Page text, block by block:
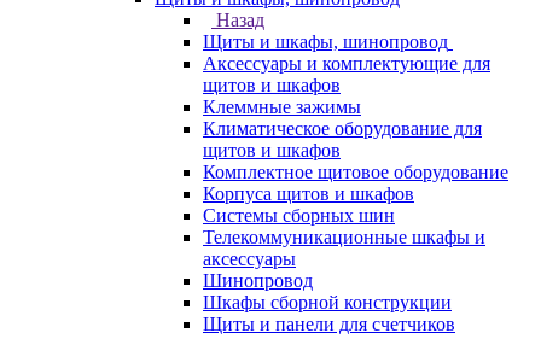
Назад
Щиты и шкафы, шинопровод
Аксессуары и комплектующие для
щитов и шкафов
Клеммные зажимы
Климатическое оборудование для
щитов и шкафов
Комплектное щитовое оборудование
Корпуса щитов и шкафов
Системы сборных шин
Телекоммуникационные шкафы и
аксессуары
Шинопровод
Шкафы сборной конструкции
Щиты и панели для счетчиков